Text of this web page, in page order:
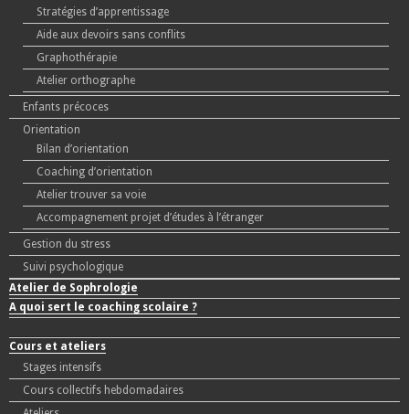
Stratégies d’apprentissage
Aide aux devoirs sans conflits
Graphothérapie
Atelier orthographe
Enfants précoces
Orientation
Bilan d’orientation
Coaching d’orientation
Atelier trouver sa voie
Accompagnement projet d’études à l’étranger
Gestion du stress
Suivi psychologique
Atelier de Sophrologie
A quoi sert le coaching scolaire ?
Cours et ateliers
Stages intensifs
Cours collectifs hebdomadaires